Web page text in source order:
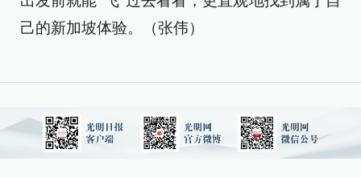
己的新加坡体验。（张伟）